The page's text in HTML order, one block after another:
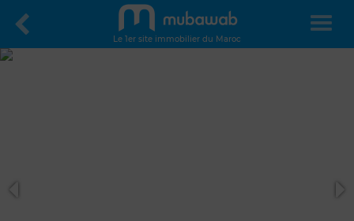
Le 1er site immobilier du Maroc